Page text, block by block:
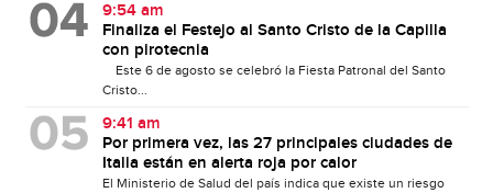
9:54 am
Finaliza el Festejo al Santo Cristo de la Capilla
con pirotecnia
Este 6 de agosto se celebró la Fiesta Patronal del Santo
Cristo...
9:41 am
Por primera vez, las 27 principales ciudades de
Italia están en alerta roja por calor
El Ministerio de Salud del país indica que existe un riesgo